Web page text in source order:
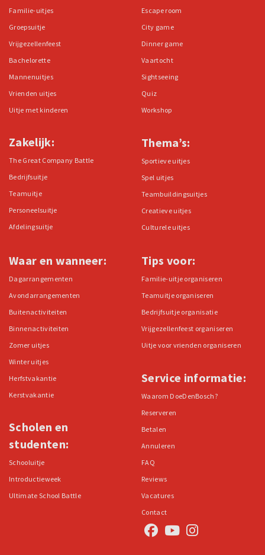
Familie-uitjes
Groepsuitje
Vrijgezellenfeest
Bachelorette
Mannenuitjes
Vrienden uitjes
Uitje met kinderen
Zakelijk:
The Great Company Battle
Bedrijfsuitje
Teamuitje
Personeelsuitje
Afdelingsuitje
Escape room
City game
Dinner game
Vaartocht
Sightseeing
Quiz
Workshop
Thema’s:
Sportieve uitjes
Spel uitjes
Teambuildingsuitjes
Creatieve uitjes
Culturele uitjes
Waar en wanneer:
Dagarrangementen
Avondarrangementen
Buitenactiviteiten
Binnenactiviteiten
Zomer uitjes
Winter uitjes
Herfstvakantie
Kerstvakantie
Scholen en
studenten:
Schooluitje
Introductieweek
Ultimate School Battle
Tips voor:
Familie-uitje organiseren
Teamuitje organiseren
Bedrijfsuitje organisatie
Vrijgezellenfeest organiseren
Uitje voor vrienden organiseren
Service informatie:
Waarom DoeDenBosch?
Reserveren
Betalen
Annuleren
FAQ
Reviews
Vacatures
Contact